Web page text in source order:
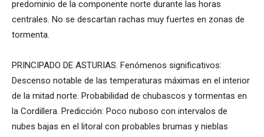
predominio de la componente norte durante las horas
centrales. No se descartan rachas muy fuertes en zonas de
tormenta.
PRINCIPADO DE ASTURIAS. Fenómenos significativos:
Descenso notable de las temperaturas máximas en el interior
de la mitad norte. Probabilidad de chubascos y tormentas en
la Cordillera. Predicción: Poco nuboso con intervalos de
nubes bajas en el litoral con probables brumas y nieblas